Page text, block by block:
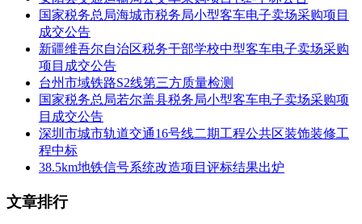
无线手机充电功能，以提升乘客体验。
在资金支持方面，加拿大联邦政府确认，将其此前为
2号线55
列列车提供的7.58亿加元资助额度提高至9.509亿加元，安大
略省政府将按1:1比例予以配套出资。
国家税务总局海城市税务局小型客车电子卖场采购项目
成交公告
新疆维吾尔自治区税务干部学校中型客车电子卖场采购
项目成交公告
台州市域铁路S2线第三方质量检测
国家税务总局若尔盖县税务局小型客车电子卖场采购项
目成交公告
深圳市城市轨道交通16号线二期工程公共区装饰装修工
程中标
38.5km地铁信号系统改造项目评标结果出炉
文章排行